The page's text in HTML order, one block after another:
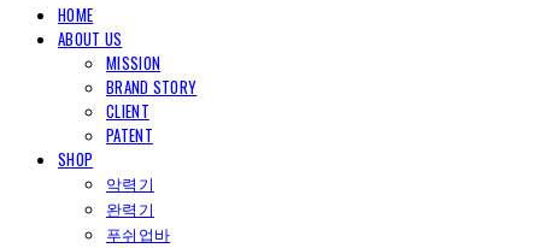
HOME
ABOUT US
MISSION
BRAND STORY
CLIENT
PATENT
SHOP
악력기
완력기
푸쉬업바